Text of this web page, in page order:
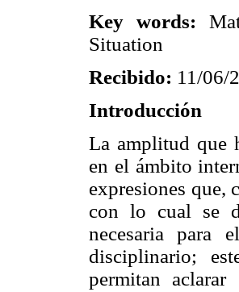
Key words:
Situation
Recibido: 11/06/
Introducción
La amplitud que
en el ámbito
expresiones que,
con lo cual se
necesaria para
disciplinario;
permitan